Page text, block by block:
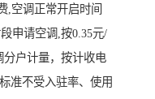
,空调正常开启时间
申请空调,按0.35元/
户计量，按计收电
准不受入驻率、使用